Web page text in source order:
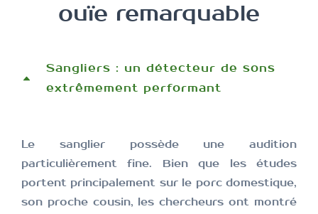
ouïe remarquable
Sangliers : un détecteur de sons
extrêmement performant
Le sanglier possède une audition
particulièrement fine. Bien que les études
portent principalement sur le porc domestique,
son proche cousin, les chercheurs ont montré